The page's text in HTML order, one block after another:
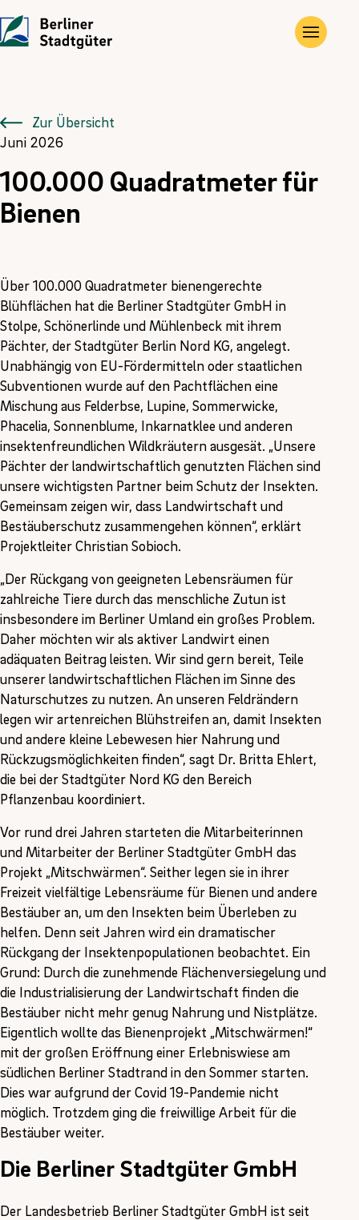
Die Stadtgüter
Historie
Angebote
Landwirtschaftliche Flächen und Güter
Erneuerbare Energien
Übersicht
FÖJ
Zur Übersicht
Juni 2026
100.000 Quadratmeter für
Bienen
Über 100.000 Quadratmeter bienengerechte
Blühflächen hat die Berliner Stadtgüter GmbH in
Stolpe, Schönerlinde und Mühlenbeck mit ihrem
Pächter, der Stadtgüter Berlin Nord KG, angelegt.
Unabhängig von EU-Fördermitteln oder staatlichen
Subventionen wurde auf den Pachtflächen eine
Mischung aus Felderbse, Lupine, Sommerwicke,
Phacelia, Sonnenblume, Inkarnatklee und anderen
insektenfreundlichen Wildkräutern ausgesät. „Unsere
Pächter der landwirtschaftlich genutzten Flächen sind
unsere wichtigsten Partner beim Schutz der Insekten.
Gemeinsam zeigen wir, dass Landwirtschaft und
Bestäuberschutz zusammengehen können“, erklärt
Projektleiter Christian Sobioch.
„Der Rückgang von geeigneten Lebensräumen für
zahlreiche Tiere durch das menschliche Zutun ist
insbesondere im Berliner Umland ein großes Problem.
Daher möchten wir als aktiver Landwirt einen
adäquaten Beitrag leisten. Wir sind gern bereit, Teile
unserer landwirtschaftlichen Flächen im Sinne des
Naturschutzes zu nutzen. An unseren Feldrändern
legen wir artenreichen Blühstreifen an, damit Insekten
und andere kleine Lebewesen hier Nahrung und
Rückzugsmöglichkeiten finden“, sagt Dr. Britta Ehlert,
die bei der Stadtgüter Nord KG den Bereich
Pflanzenbau koordiniert.
Vor rund drei Jahren starteten die Mitarbeiterinnen
und Mitarbeiter der Berliner Stadtgüter GmbH das
Projekt „Mitschwärmen“. Seither legen sie in ihrer
Freizeit vielfältige Lebensräume für Bienen und andere
Bestäuber an, um den Insekten beim Überleben zu
helfen. Denn seit Jahren wird ein dramatischer
Rückgang der Insektenpopulationen beobachtet. Ein
Grund: Durch die zunehmende Flächenversiegelung und
die Industrialisierung der Landwirtschaft finden die
Bestäuber nicht mehr genug Nahrung und Nistplätze.
Eigentlich wollte das Bienenprojekt „Mitschwärmen!“
mit der großen Eröffnung einer Erlebniswiese am
südlichen Berliner Stadtrand in den Sommer starten.
Dies war aufgrund der Covid 19-Pandemie nicht
möglich. Trotzdem ging die freiwillige Arbeit für die
Bestäuber weiter.
Die Berliner Stadtgüter GmbH
Der Landesbetrieb Berliner Stadtgüter GmbH ist seit